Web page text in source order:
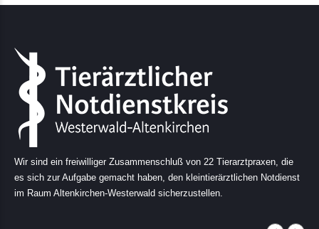
Wir sind ein freiwilliger Zusammenschluß von 22 Tierarztpraxen, die
es sich zur Aufgabe gemacht haben, den kleintierärztlichen Notdienst
im Raum Altenkirchen-Westerwald sicherzustellen.